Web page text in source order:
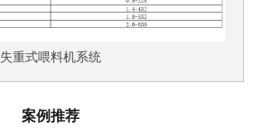
失重式喂料机系统
案例推荐